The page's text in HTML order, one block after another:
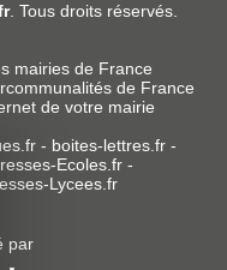
. Tous droits réservés.
mairies de France
de France
de votre mairie
- boites-lettres.fr -
Ecoles.fr -
Lycees.fr
par
cookie